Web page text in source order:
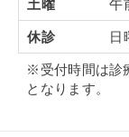
土曜 午
休診 日
※受付時間は診
となります。